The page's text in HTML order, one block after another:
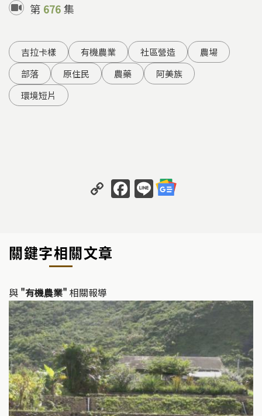
第 676集
吉拉卡樣 有機農業 社區營造
農場
部落
原住民 農藥
阿美族
環境短片
C
o
y
Li
k
F
a
o
k
Li
n
關鍵字相關文章
與 "有機農業" 相關報導